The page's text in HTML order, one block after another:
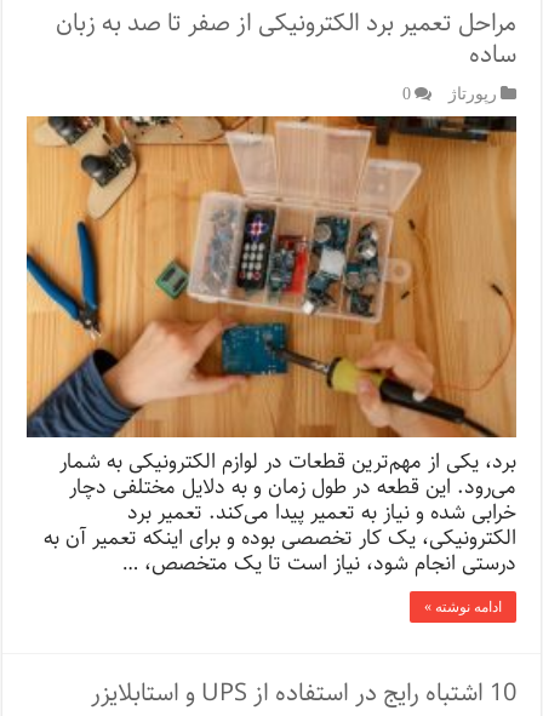
مراحل تعمیر برد الکترونیکی از صفر تا صد به زبان
ساده
رپورتاژ‌ 0
برد، یکی از مهم‌ترین قطعات در لوازم الکترونیکی به شمار
می‌رود. این قطعه در طول زمان و به دلایل مختلفی دچار
خرابی شده و نیاز به تعمیر پیدا می‌کند. تعمیر برد
الکترونیکی، یک کار تخصصی بوده و برای اینکه تعمیر آن به
درستی انجام شود، نیاز است تا یک متخصص، …
ادامه نوشته »
10 اشتباه رایج در استفاده از UPS و استابلایزر